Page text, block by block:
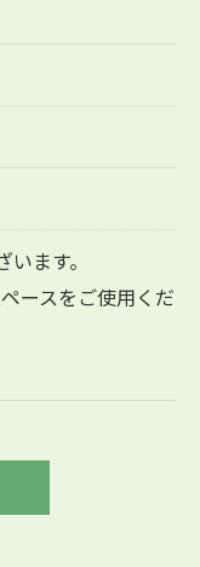
ます。
ースをご使用くだ